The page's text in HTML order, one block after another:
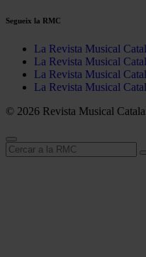
Segueix la RMC
La Revista Musical
La Revista Musical
La Revista Musical
La Revista Musical
© 2026 Revista Musical